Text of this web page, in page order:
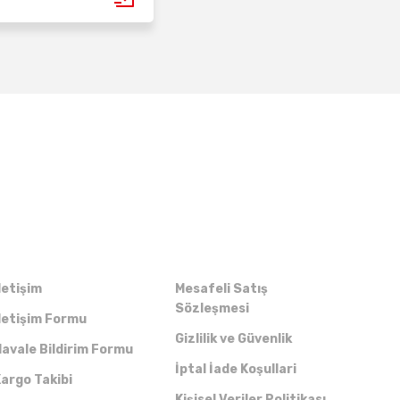
Formu
Bildirim Formu
Takibi
Mesafeli Satış
Sözleşmesi
Gizlilik ve Güvenlik
İptal İade Koşullari